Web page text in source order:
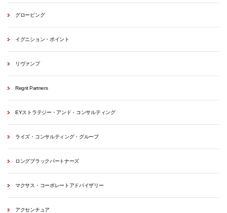
グロービング
イグニション・ポイント
リヴァンプ
Regrit Partners
EYストラテジー・アンド・コンサルティング
ライズ・コンサルティング・グループ
ロングブラックパートナーズ
マクサス・コーポレートアドバイザリー
アクセンチュア